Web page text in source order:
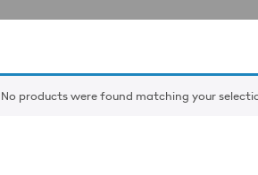
No products were found matching your